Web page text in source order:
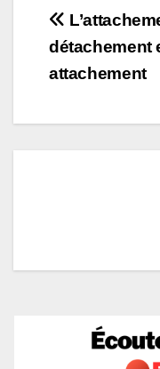
de
détachement
attachement